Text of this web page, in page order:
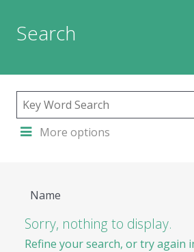
Search
More options
Name
Sorry, nothing to display.
Refine your search, or try again